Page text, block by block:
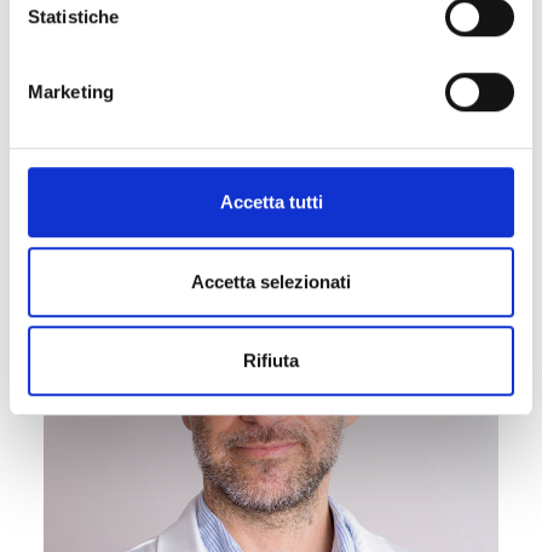
Statistiche
Marketing
Accetta tutti
Accetta selezionati
Rifiuta